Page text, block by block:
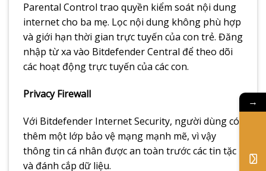
Parental Control trao quyền kiểm soát nội dung
internet cho ba mẹ. Lọc nội dung không phù hợp
và giới hạn thời gian trực tuyến của con trẻ. Đăng
nhập từ xa vào Bitdefender Central để theo dõi
các hoạt động trực tuyến của các con.
Privacy Firewall
Với Bitdefender Internet Security, người dùng có
thêm một lớp bảo vệ mạng mạnh mẽ, vì vậy
thông tin cá nhân được an toàn trước các tin tặc
và đánh cắp dữ liệu.
→